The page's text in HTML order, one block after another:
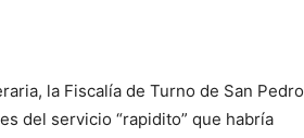
la Fiscalía de Turno de San Pedro
del servicio “rapidito” que habría